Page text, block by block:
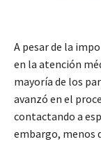
A pesar de la
en la atención
mayoría de los
avanzó en el
contactando a
embargo, menos